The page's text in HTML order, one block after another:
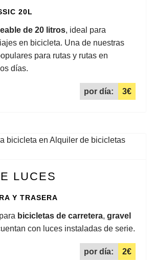
20L
de 20 litros, ideal para
en bicicleta. Una de nuestras
para rutas y rutas en
días.
por día: 3€
LUCES
Y TRASERA
bicicletas de carretera, gravel
con luces instaladas de serie.
por día: 2€